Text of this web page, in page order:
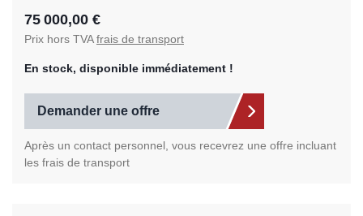
75 000,00 €
Prix hors TVAfrais de transport
En stock, disponible immédiatement !
Demander une offre
Après un contact personnel, vous recevrez une offre incluant
les frais de transport